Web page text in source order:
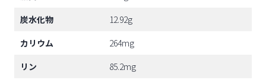
炭水化物
12.92g
カリウム
264mg
リン
85.2mg